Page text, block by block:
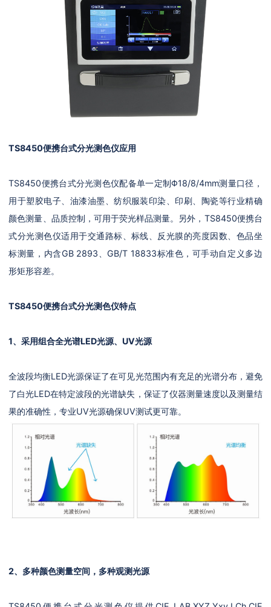
TS8450便携台式分光测色仪应用
TS8450便携台式分光测色仪配备单一定制Φ18/8/4mm测量口径，
用于塑胶电子、油漆油墨、纺织服装印染、印刷、陶瓷等行业精确
颜色测量、品质控制，可用于荧光样品测量。另外，TS8450便携台
式分光测色仪适用于交通路标、标线、反光膜的亮度因数、色品坐
标测量，内含GB 2893、GB/T 18833标准色，可手动自定义多边
形矩形容差。
TS8450便携台式分光测色仪特点
1、采用组合全光谱LED光源、UV光源
全波段均衡LED光源保证了在可见光范围内有充足的光谱分布，避免
了白光LED在特定波段的光谱缺失，保证了仪器测量速度以及测量结
果的准确性，专业UV光源确保UV测试更可靠。
2、多种颜色测量空间，多种观测光源